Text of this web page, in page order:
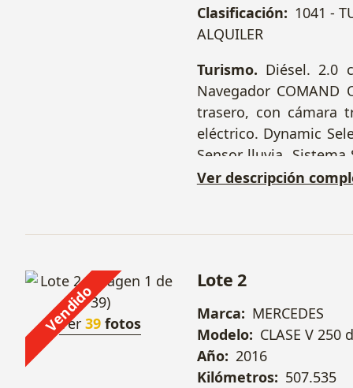
Clasificación: 1041 -
ALQUILER
Turismo. Diésel. 2.0
Navegador COMAND
trasero, con cámara
eléctrico. Dynamic
Sensor lluvia.
remoto de
Ver descripción
Vendido
Ver39 fotos
Lote 2
Marca: MERCEDES
Modelo: CLASE V 250
Año: 2016
Kilómetros: 507.535